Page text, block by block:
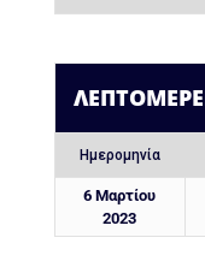
Ημερομηνία
6 Μαρτίου
2023